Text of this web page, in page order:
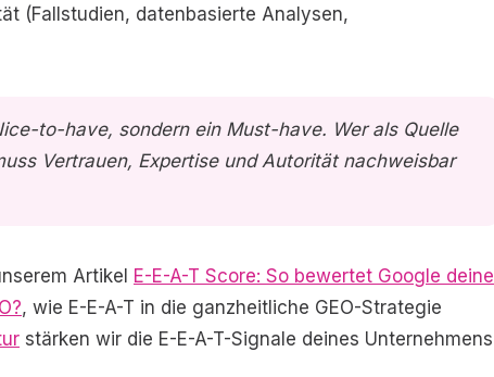
(Fallstudien, datenbasierte Analysen,
to-have, sondern ein Must-have. Wer als Quelle
Vertrauen, Expertise und Autorität nachweisbar
Artikel
E-E-A-T Score: So bewertet Google deine
, wie E-E-A-T in die ganzheitliche GEO-Strategie
stärken wir die E-E-A-T-Signale deines Unternehmens